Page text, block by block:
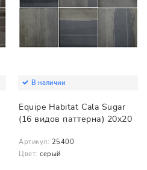
В наличии
Equipe Habitat Cala Sugar
(16 видов паттерна) 20x20
Артикул: 25400
Цвет: серый